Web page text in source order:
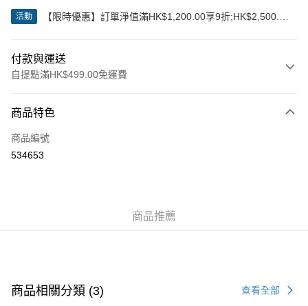
活動
【限時優惠】訂單淨值滿HK$1,200.00享9折;HK$2,500.00
付款與運送
自提點滿HK$499.00免運費
信用卡
Apple Pay
每筆HK$50.00，滿HK$499.00或以上免運費
商品特色
商品編號
534653
商品推薦
商品相關分類 (3) 查看全部